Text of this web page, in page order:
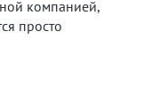
компанией,
просто